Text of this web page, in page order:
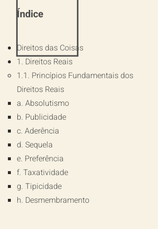
Índice
Direitos das Coisas
1. Direitos Reais
1.1. Princípios Fundamentais dos
Direitos Reais
a. Absolutismo
b. Publicidade
c. Aderência
d. Sequela
e. Preferência
f. Taxatividade
g. Tipicidade
h. Desmembramento